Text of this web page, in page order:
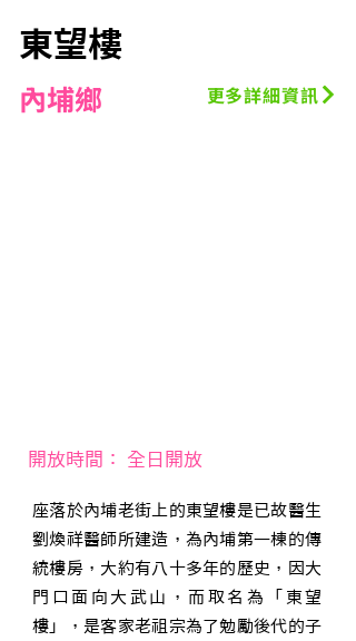
東望樓
內埔鄉 更多詳細資訊
開放時間： 全日開放
座落於內埔老街上的東望樓是已故醫生
劉煥祥醫師所建造，為內埔第一棟的傳
統樓房，大約有八十多年的歷史，因大
門口面向大武山，而取名為「東望
樓」，是客家老祖宗為了勉勵後代的子